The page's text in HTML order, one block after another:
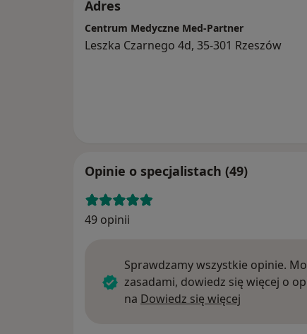
Adres
Centrum Medyczne Med-Partner
Leszka Czarnego 4d, 35-301 Rzeszów
Opinie o specjalistach (49)
49 opinii
Sprawdzamy wszystkie opinie.
zasadami, dowiedz się więcej o
na Dowiedz się więcej